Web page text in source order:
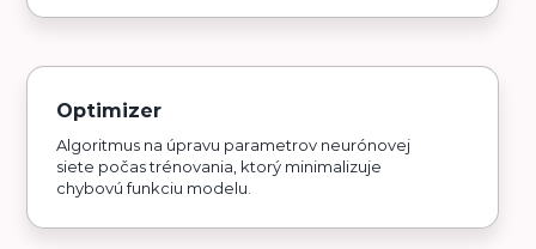
Optimizer
Algoritmus na úpravu parametrov neurónovej
siete počas trénovania, ktorý minimalizuje
chybovú funkciu modelu.